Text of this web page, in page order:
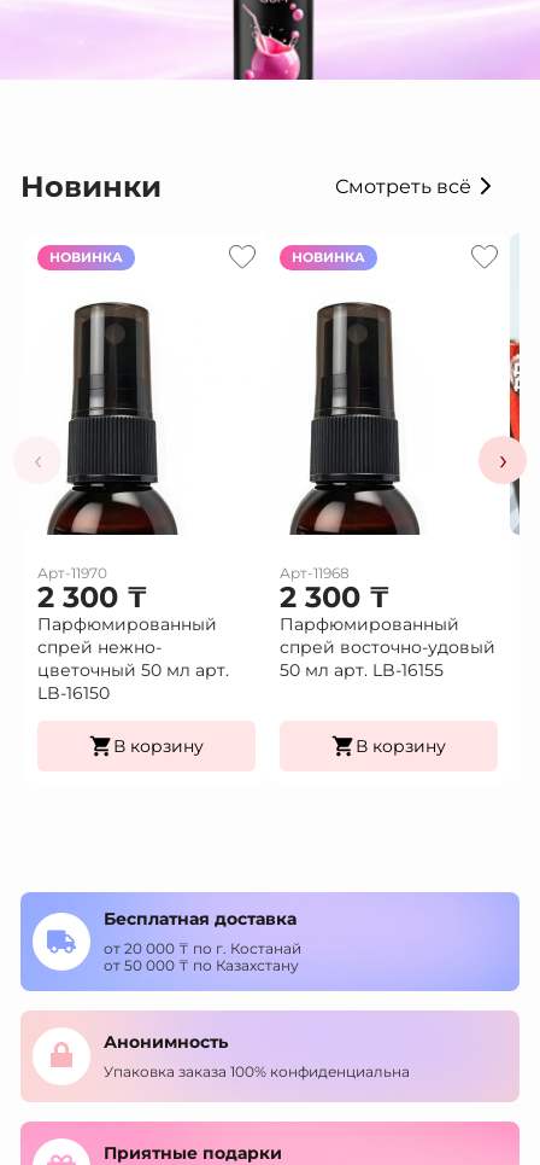
Новинки Смотреть всё
‹
НОВИНКА
Арт-11970
2 300 ₸
Парфюмированный
спрей нежно-
цветочный 50 мл арт.
LB-16150
В корзину
НОВИНКА
Арт-11968
2 300 ₸
Парфюмированный
спрей восточно-удовый
50 мл арт. LB-16155
В корзину
›
Бесплатная доставка
от 20 000 ₸ по г. Костанай
от 50 000 ₸ по Казахстану
Анонимность
Упаковка заказа 100% конфиденциальна
Приятные подарки